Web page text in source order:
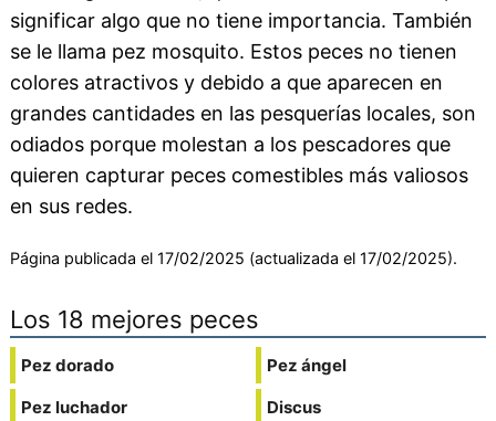
significar algo que no tiene importancia. También
se le llama pez mosquito. Estos peces no tienen
colores atractivos y debido a que aparecen en
grandes cantidades en las pesquerías locales, son
odiados porque molestan a los pescadores que
quieren capturar peces comestibles más valiosos
en sus redes.
Página publicada el 17/02/2025 (actualizada el 17/02/2025).
Los 18 mejores peces
Pez dorado
Pez luchador
Pez ángel
Discus